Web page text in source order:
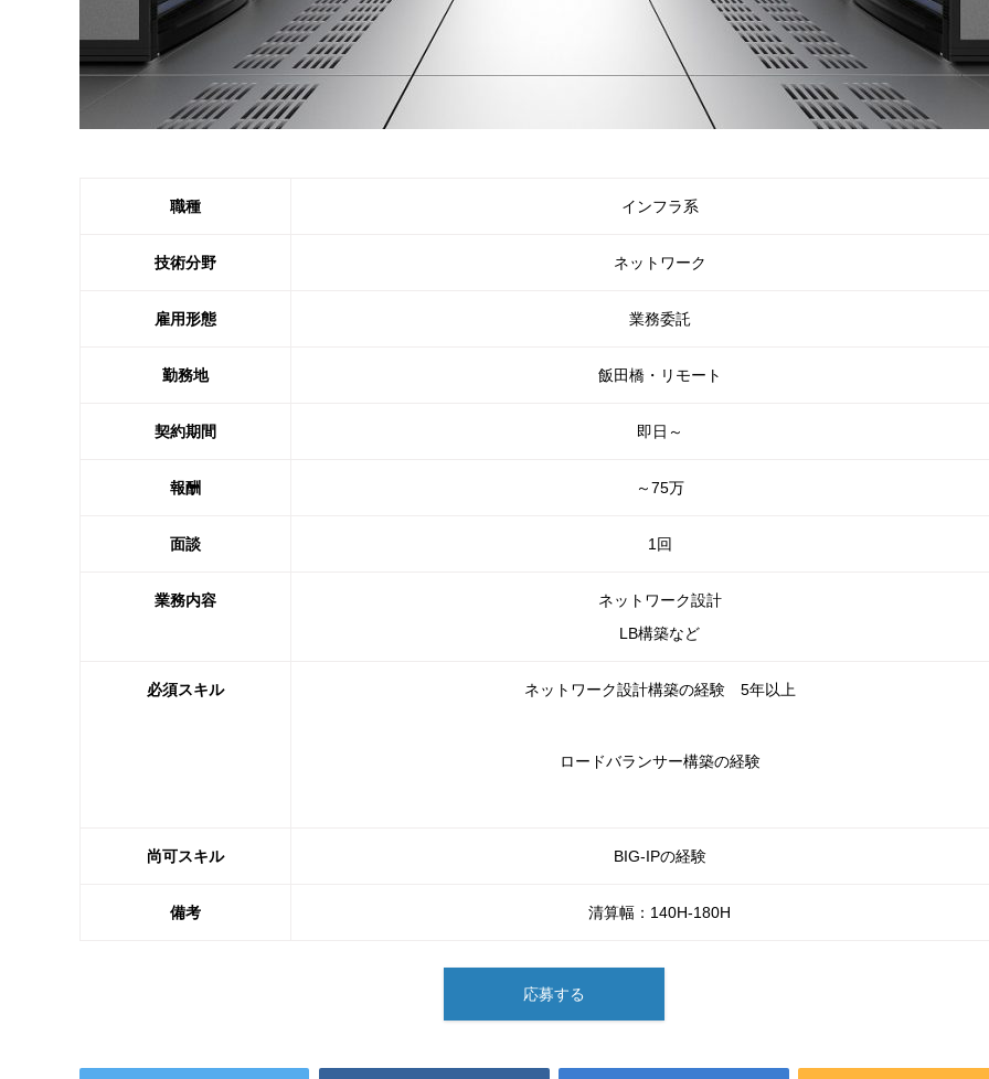
職種 インフラ系
技術分野 ネットワーク
雇用形態 業務委託
勤務地 飯田橋・リモート
契約期間 即日～
報酬 ～75万
面談 1回
業務内容
ネットワーク設計
LB構築など
必須スキル ネットワーク設計構築の経験 5年以上
ロードバランサー構築の経験
尚可スキル BIG-IPの経験
備考 清算幅：140H-180H
応募する